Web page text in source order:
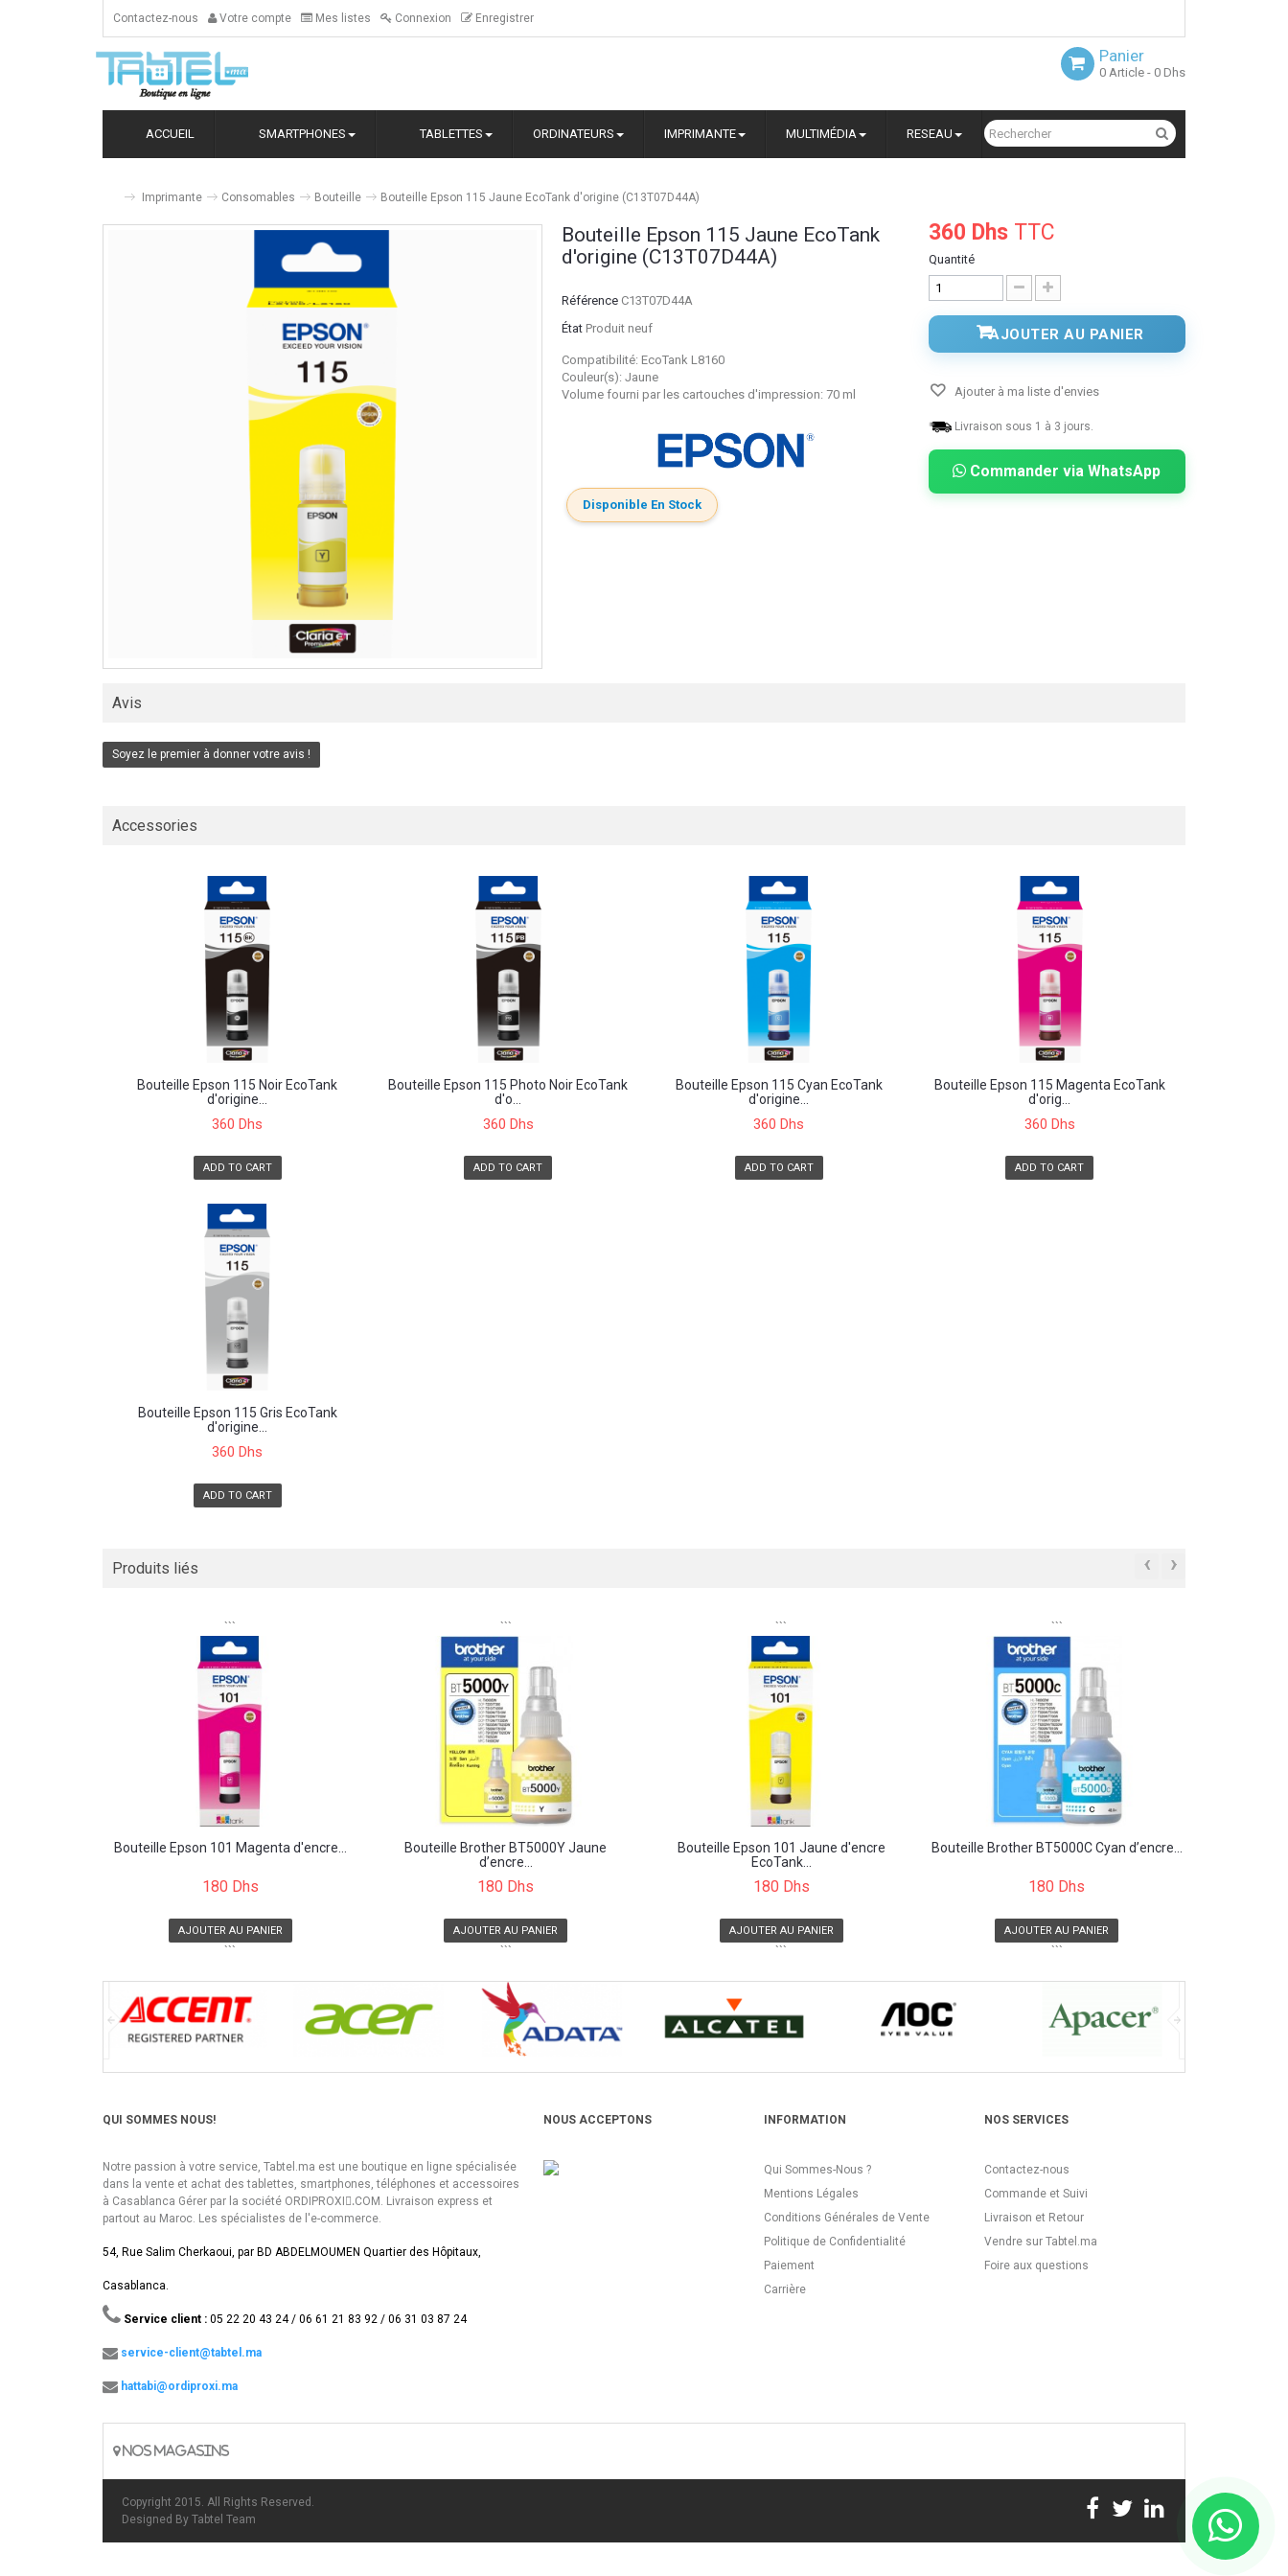
Contactez-nous Votre compte Mes listes Connexion Enregistrer
Panier
0 Article - 0 Dhs
ACCUEIL SMARTPHONES TABLETTES ORDINATEURS IMPRIMANTE MULTIMÉDIA RESEAU
Imprimante Consomables Bouteille Bouteille Epson 115 Jaune EcoTank d'origine (C13T07D44A)
Bouteille Epson 115 Jaune EcoTank
d'origine (C13T07D44A)
Référence C13T07D44A
État Produit neuf
Compatibilité: EcoTank L8160
Couleur(s): Jaune
Volume fourni par les cartouches d'impression: 70 ml
Disponible En Stock
360 Dhs TTC
Quantité
AJOUTER AU PANIER
Ajouter à ma liste d'envies
Livraison sous 1 à 3 jours.
Commander via WhatsApp
Avis
Soyez le premier à donner votre avis !
Accessories
Bouteille Epson 115 Noir EcoTank
d'origine...
360 Dhs
ADD TO CART
Bouteille Epson 115 Photo Noir EcoTank
d'o...
360 Dhs
ADD TO CART
Bouteille Epson 115 Cyan EcoTank
d'origine...
360 Dhs
ADD TO CART
Bouteille Epson 115 Magenta EcoTank
d'orig...
360 Dhs
ADD TO CART
Bouteille Epson 115 Gris EcoTank
d'origine...
360 Dhs
ADD TO CART
Produits liés ‹ ›
```
Bouteille Epson 101 Magenta d'encre...
180 Dhs
AJOUTER AU PANIER
```
```
Bouteille Brother BT5000Y Jaune
d’encre...
180 Dhs
AJOUTER AU PANIER
```
```
Bouteille Epson 101 Jaune d'encre
EcoTank...
180 Dhs
AJOUTER AU PANIER
```
```
Bouteille Brother BT5000C Cyan d’encre...
180 Dhs
AJOUTER AU PANIER
```
QUI SOMMES NOUS!
Notre passion à votre service, Tabtel.ma est une boutique en ligne spécialisée
dans la vente et achat des tablettes, smartphones, téléphones et accessoires
à Casablanca Gérer par la société ORDIPROXI.ِCOM. Livraison express et
partout au Maroc. Les spécialistes de l'e-commerce.
54, Rue Salim Cherkaoui, par BD ABDELMOUMEN Quartier des Hôpitaux,
Casablanca.
Service client : 05 22 20 43 24 / 06 61 21 83 92 / 06 31 03 87 24
service-client@tabtel.ma
hattabi@ordiproxi.ma
NOUS ACCEPTONS INFORMATION
Qui Sommes-Nous ?
Mentions Légales
Conditions Générales de Vente
Politique de Confidentialité
Paiement
Carrière
NOS SERVICES
Contactez-nous
Commande et Suivi
Livraison et Retour
Vendre sur Tabtel.ma
Foire aux questions
NOS MAGASINS
Copyright 2015. All Rights Reserved.
Designed By Tabtel Team